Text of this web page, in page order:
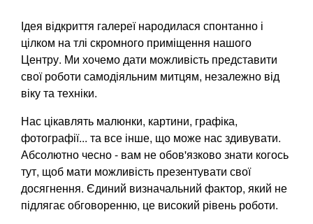
Ідея відкриття галереї народилася спонтанно і
цілком на тлі скромного приміщення нашого
Центру. Ми хочемо дати можливість представити
свої роботи самодіяльним митцям, незалежно від
віку та техніки.
Нас цікавлять малюнки, картини, графіка,
фотографії... та все інше, що може нас здивувати.
Абсолютно чесно - вам не обов'язково знати когось
тут, щоб мати можливість презентувати свої
досягнення. Єдиний визначальний фактор, який не
підлягає обговоренню, це високий рівень роботи.